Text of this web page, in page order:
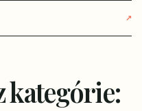
↗
kategórie: